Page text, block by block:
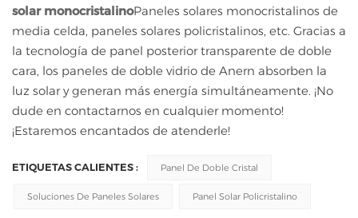
solar monocristalinoPaneles solares monocristalinos de
media celda, paneles solares policristalinos, etc. Gracias a
la tecnología de panel posterior transparente de doble
cara, los paneles de doble vidrio de Anern absorben la
luz solar y generan más energía simultáneamente. ¡No
dude en contactarnos en cualquier momento!
¡Estaremos encantados de atenderle!
ETIQUETAS CALIENTES : Panel De Doble Cristal
Soluciones De Paneles Solares Panel Solar Policristalino